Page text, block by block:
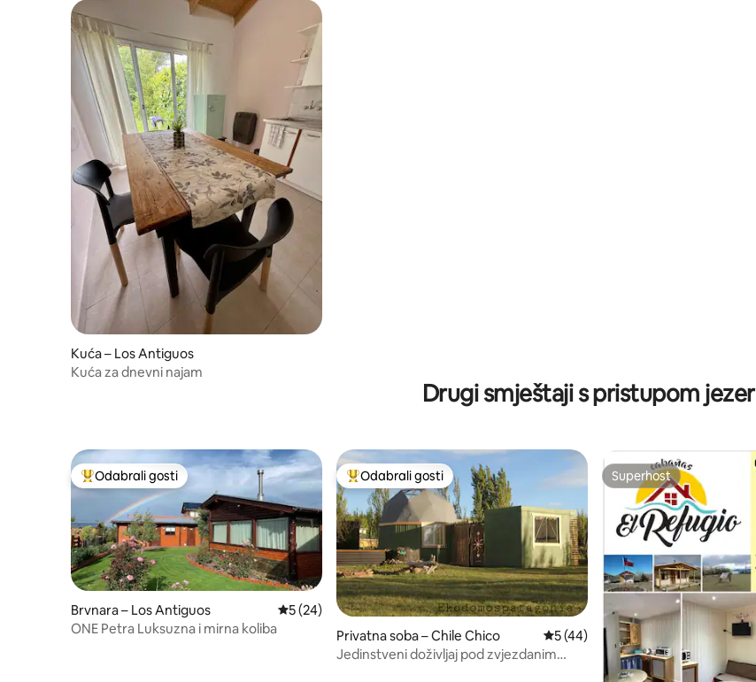
Kuća – Los Antiguos
Kuća za dnevni najam
Drugi smještaji s pristupom
Među najviše rangiranima s oznakom „Odabrali gosti”
Odabrali gosti
Brvnara – Los Antiguos Prosječna ocjena: 5/5, recenzija: 24
5 (24)
ONE Petra Luksuzna i mirna koliba
Među najviše rangiranima s oznakom „Odabrali gosti”
Odabrali gosti
Privatna soba – Chile Chico Prosječna ocjena: 5/5, recenzija: 44
5 (44)
Jedinstveni doživljaj pod zvjezdanim
Superhost
Superhost